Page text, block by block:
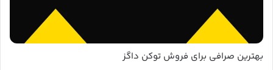
بهترین صرافی برای فروش توکن داگز